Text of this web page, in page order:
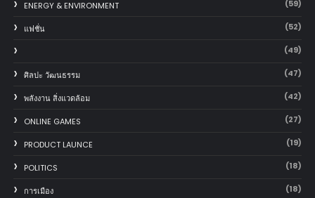
ENERGY & ENVIRONMENT (59)
แฟชั่น (52)
(49)
ศิลปะ วัฒนธรรม (47)
พลังงาน สิ่งแวดล้อม (42)
ONLINE GAMES (27)
PRODUCT LAUNCE (19)
POLITICS (18)
การเมือง (18)